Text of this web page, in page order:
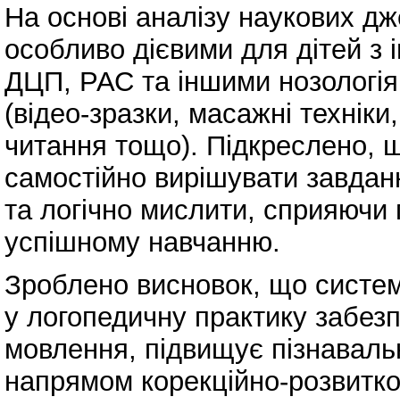
На основі аналізу наукових
особливо дієвими для дітей
ДЦП, РАС та іншими
(відео-зразки, масажні
читання тощо). Підкреслено,
самостійно вирішувати
та логічно мислити, сприяючи
успішному навчанню.
Зроблено висновок, що
у логопедичну практику
мовлення, підвищує
напрямом корекційно-